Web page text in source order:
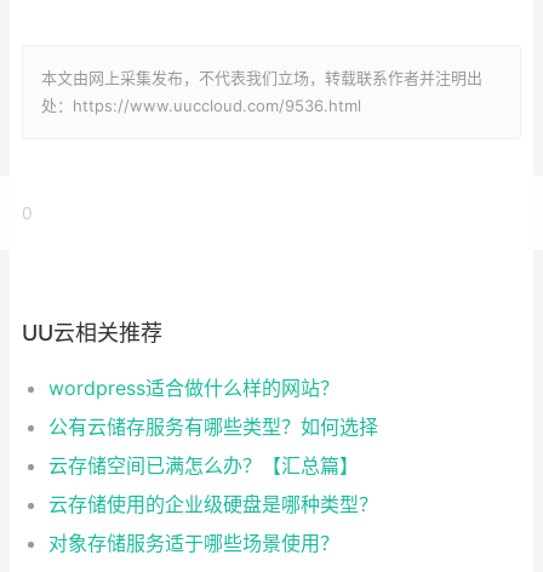
本文由网上采集发布，不代表我们立场，转载联系作者并注明出
处：https://www.uuccloud.com/9536.html
0
UU云相关推荐
wordpress适合做什么样的网站？
公有云储存服务有哪些类型？如何选择
云存储空间已满怎么办？【汇总篇】
云存储使用的企业级硬盘是哪种类型？
对象存储服务适于哪些场景使用？